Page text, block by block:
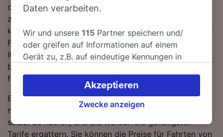
ca. 19 Züge am Tag auf dieser Route verkehren. Da es
zwischen Salzgitter-Lebenstedt und München Hbf
keine direkten Verbindungen gibt, müssen Sie auf Ihrer
Fahrt 2 umsteigen. Sie können auf dieser Strecke mit
ICE DB und IC Zügen fahren. Beide Bahnunternehmen
betreiben moderne, komfortable Züge mit viel Platz
für Gepäck.
Buchen Sie Ihre Zugtickets von Salzgitter-Lebenstedt
nach München Hbf im Voraus, anstatt sie am Tag
selbst zu kaufen, und Sie werden die günstigsten
Tarife ergattern. Sie können die Preise für Fahrten von
Daten verarbeiten.
Wir und unsere115 Partner speichern und/
oder greifen auf Informationen auf einem
Gerät zu, z.B. auf eindeutige Kennungen in
verarbeiten. Sie können Ihre Präferenzen
akzeptieren oder verwalten, einschließlich
Ihres Widerspruchsrechts bei berechtigtem
besuchen Sie jederzeit die Seite der
Zwecke anzeigen
Akzeptieren